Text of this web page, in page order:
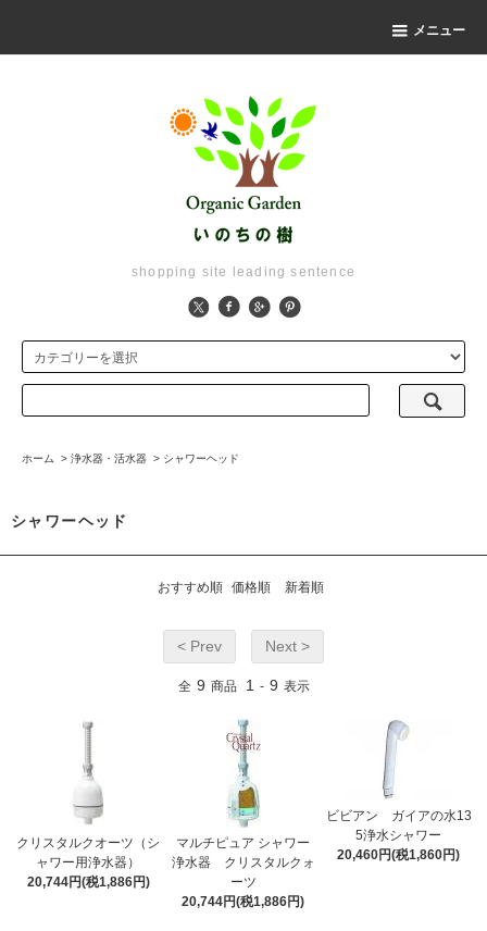
メニュー
shopping site leading sentence
ホーム > 浄水器・活水器 > シャワーヘッド
シャワーヘッド
おすすめ順 価格順 新着順
< Prev Next >
全 9 商品 1 - 9 表示
クリスタルクオーツ（シ
ャワー用浄水器）
20,744円(税1,886円)
マルチピュア シャワー
浄水器 クリスタルクォ
ーツ
20,744円(税1,886円)
ビビアン ガイアの水13
5浄水シャワー
20,460円(税1,860円)